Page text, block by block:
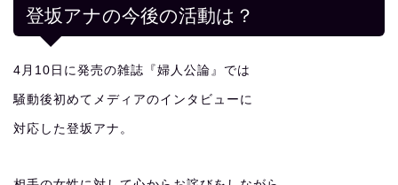
登坂アナの今後の活動は？
4月10日に発売の雑誌『婦人公論』では
騒動後初めてメディアのインタビューに
対応した登坂アナ。